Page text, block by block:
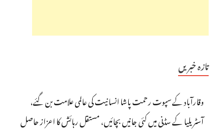
تازہ خبریں
وقارآباد کے سپوت رحمت پاشا انسانیت کی عالمی علامت بن گئے،
آسٹریلیا کے سڈنی میں کئی جانیں بچائیں، مستقل رہائش کا اعزاز حاصل